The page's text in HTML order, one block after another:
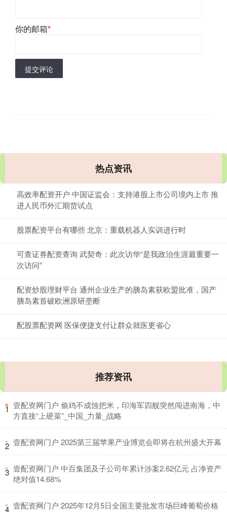
你的邮箱*
提交评论
热点资讯
高效率配资开户 中国证监会：支持港股上市公司境内上市 推
进人民币外汇期货试点
股票配资平台有哪些 北京：重载机器人实训进行时
可查证券配资查询 武契奇：此次访华“是我政治生涯最重要一
次访问”
配资炒股理财平台 通州企业生产的胰岛素获欧盟批准，国产
胰岛素首破欧洲原研垄断
配股票配资网 医保便捷支付让群众就医更省心
推荐资讯
1 ​壹配资网门户 偷鸡不成蚀把米，印海军四舰突然闯进南海，中
方直接“上硬菜”_中国_力量_战略
2 ​壹配资网门户 2025第三届苹果产业博览会即将在杭州盛大开幕
3 ​壹配资网门户 中百集团及子公司年累计涉案2.62亿元 占净资产
绝对值14.68%
4 ​壹配资网门户 2025年12月5日全国主要批发市场巨峰葡萄价格